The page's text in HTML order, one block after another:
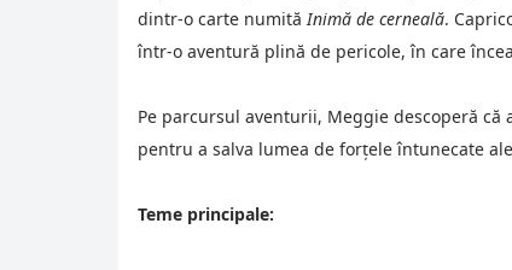
dintr-o carte numită Inimă de cerneală.
într-o aventură plină de pericole, în care
Pe parcursul aventurii, Meggie descoperă
pentru a salva lumea de forțele întunecate
Teme principale: